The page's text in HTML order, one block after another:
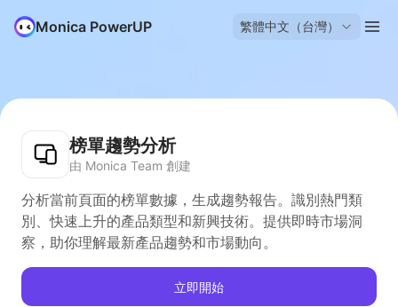
Monica PowerUP 繁體中文（台灣）
榜單趨勢分析
由 Monica Team 創建
分析當前頁面的榜單數據，生成趨勢報告。識別熱門類
別、快速上升的產品類型和新興技術。提供即時市場洞
察，助你理解最新產品趨勢和市場動向。
立即開始